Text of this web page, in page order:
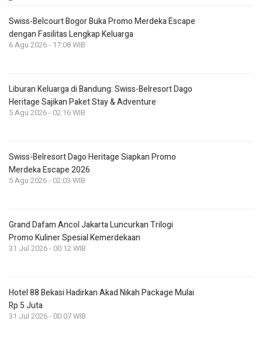
Swiss-Belcourt Bogor Buka Promo Merdeka Escape
dengan Fasilitas Lengkap Keluarga
6 Agu 2026 - 17:08 WIB
Liburan Keluarga di Bandung: Swiss-Belresort Dago
Heritage Sajikan Paket Stay & Adventure
5 Agu 2026 - 02:16 WIB
Swiss-Belresort Dago Heritage Siapkan Promo
Merdeka Escape 2026
5 Agu 2026 - 02:03 WIB
Grand Dafam Ancol Jakarta Luncurkan Trilogi
Promo Kuliner Spesial Kemerdekaan
31 Jul 2026 - 00:12 WIB
Hotel 88 Bekasi Hadirkan Akad Nikah Package Mulai
Rp 5 Juta
31 Jul 2026 - 00:07 WIB